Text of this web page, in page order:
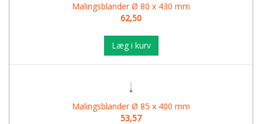
Malingsblander Ø 80 x 430 mm
62,50
Læg i kurv
Malingsblander Ø 85 x 400 mm
53,57